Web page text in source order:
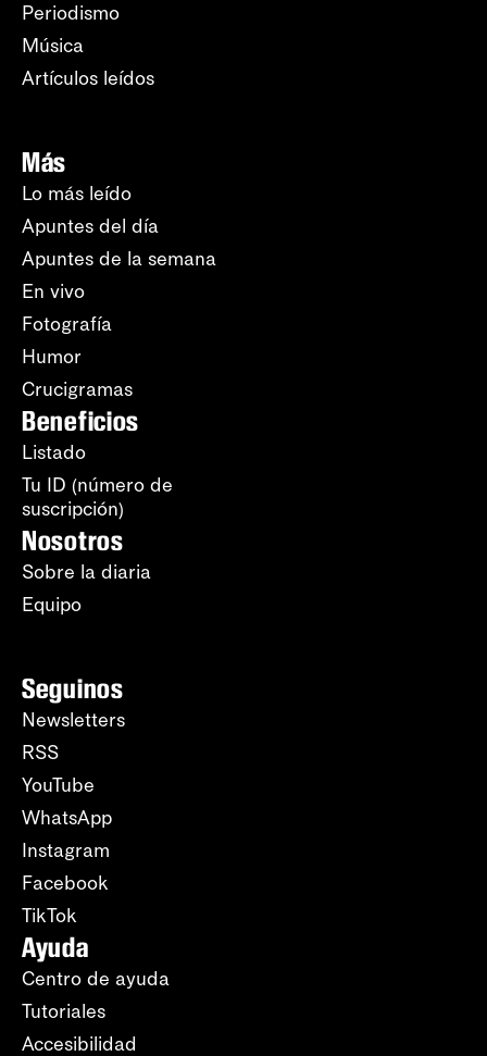
Periodismo
Música
Artículos leídos
Más
Lo más leído
Apuntes del día
Apuntes de la semana
En vivo
Fotografía
Humor
Crucigramas
Beneficios
Listado
Tu ID (número de
suscripción)
Nosotros
Sobre la diaria
Equipo
Seguinos
Newsletters
RSS
YouTube
WhatsApp
Instagram
Facebook
TikTok
Ayuda
Centro de ayuda
Tutoriales
Accesibilidad